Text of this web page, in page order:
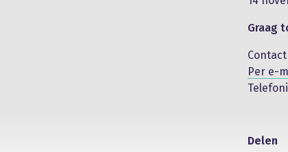
Graag
Contact
Per e-
Delen